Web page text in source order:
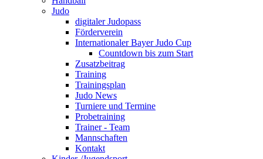
Judo
digitaler Judopass
Förderverein
Internationaler Bayer Judo Cup
Countdown bis zum Start
Zusatzbeitrag
Training
Trainingsplan
Judo News
Turniere und Termine
Probetraining
Trainer - Team
Mannschaften
Kontakt